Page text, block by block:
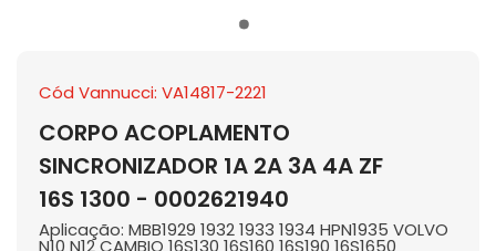
Cód Vannucci: VA14817-2221
CORPO ACOPLAMENTO
SINCRONIZADOR 1A 2A 3A 4A ZF
16S 1300 - 0002621940
Aplicação: MBB1929 1932 1933 1934 HPN1935 VOLVO
N10 N12 CAMBIO 16S130 16S160 16S190 16S1650